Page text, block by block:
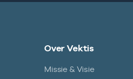
Over Vektis
Missie & Visie